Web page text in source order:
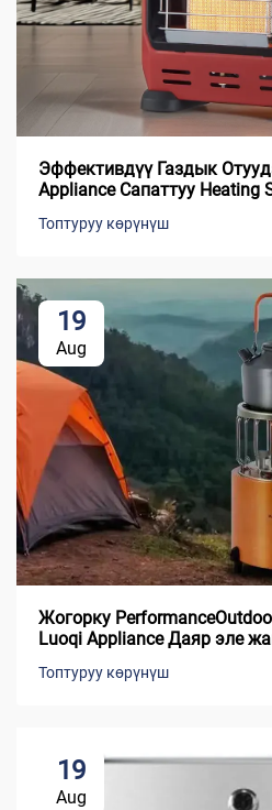
Эффективдүү Газдык
Appliance Сапаттуу Heating
Топтуруу көрүнүш
19
Aug
Жогорку
Luoqi Appliance Даяр эле
Топтуруу көрүнүш
19
Aug